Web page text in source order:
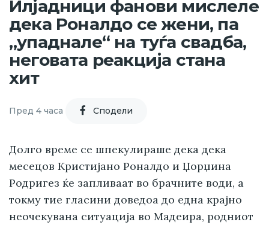
Илјадници фанови мислеле
дека Роналдо се жени, па
„упаднале“ на туѓа свадба,
неговата реакција стана
хит
Пред 4 часа Cподели
Долго време се шпекулираше дека дека
месецов Кристијано Роналдо и Џорџина
Родригез ќе запливаат во брачните води, а
токму тие гласини доведоа до една крајно
неочекувана ситуација во Мадеира, родниот